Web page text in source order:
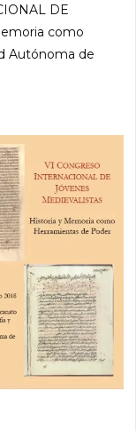
DE
como
Autónoma de